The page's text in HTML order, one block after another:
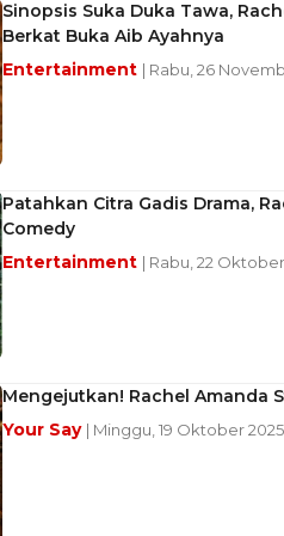
Sinopsis Suka Duka Tawa,
Berkat Buka Aib Ayahnya
Entertainment | Rabu, 26
Patahkan Citra Gadis Drama,
Comedy
Entertainment | Rabu, 22
Mengejutkan! Rachel Amanda
Your Say | Minggu, 19 Oktober 2025